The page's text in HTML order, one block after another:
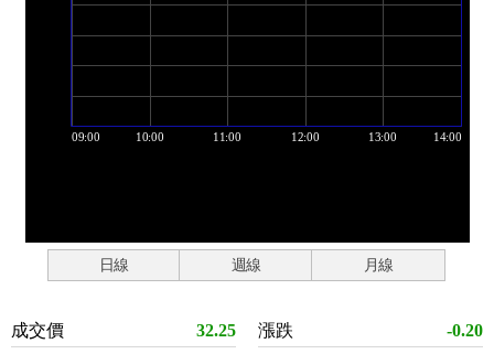
日線 週線 月線
成交價 32.25 漲跌 -0.20